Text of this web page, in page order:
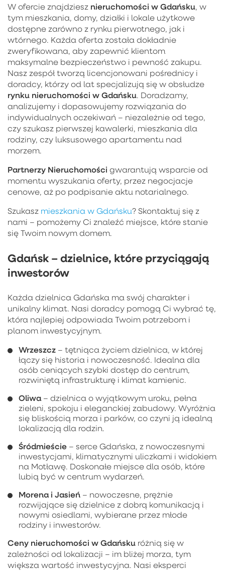
W ofercie znajdziesz nieruchomości w Gdańsku, w
tym mieszkania, domy, działki i lokale użytkowe
dostępne zarówno z rynku pierwotnego, jak i
wtórnego. Każda oferta została dokładnie
zweryfikowana, aby zapewnić klientom
maksymalne bezpieczeństwo i pewność zakupu.
Nasz zespół tworzą licencjonowani pośrednicy i
doradcy, którzy od lat specjalizują się w obsłudze
rynku nieruchomości w Gdańsku. Doradzamy,
analizujemy i dopasowujemy rozwiązania do
indywidualnych oczekiwań – niezależnie od tego,
czy szukasz pierwszej kawalerki, mieszkania dla
rodziny, czy luksusowego apartamentu nad
morzem.
Partnerzy Nieruchomości gwarantują wsparcie od
momentu wyszukania oferty, przez negocjacje
cenowe, aż po podpisanie aktu notarialnego.
Szukasz mieszkania w Gdańsku? Skontaktuj się z
nami – pomożemy Ci znaleźć miejsce, które stanie
się Twoim nowym domem.
Gdańsk – dzielnice, które przyciągają
inwestorów
Każda dzielnica Gdańska ma swój charakter i
unikalny klimat. Nasi doradcy pomogą Ci wybrać tę,
która najlepiej odpowiada Twoim potrzebom i
planom inwestycyjnym.
Wrzeszcz – tętniąca życiem dzielnica, w której
łączy się historia i nowoczesność. Idealna dla
osób ceniących szybki dostęp do centrum,
rozwiniętą infrastrukturę i klimat kamienic.
Oliwa – dzielnica o wyjątkowym uroku, pełna
zieleni, spokoju i eleganckiej zabudowy. Wyróżnia
się bliskością morza i parków, co czyni ją idealną
lokalizacją dla rodzin.
Śródmieście – serce Gdańska, z nowoczesnymi
inwestycjami, klimatycznymi uliczkami i widokiem
na Motławę. Doskonałe miejsce dla osób, które
lubią być w centrum wydarzeń.
Morena i Jasień – nowoczesne, prężnie
rozwijające się dzielnice z dobrą komunikacją i
nowymi osiedlami, wybierane przez młode
rodziny i inwestorów.
Ceny nieruchomości w Gdańsku różnią się w
zależności od lokalizacji – im bliżej morza, tym
większa wartość inwestycyjna. Nasi eksperci